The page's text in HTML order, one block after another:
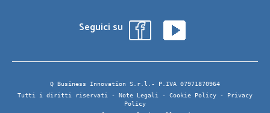
Seguici su
Q Business Innovation S.r.l.- P.IVA 07971870964
Tutti i diritti riservati - Note Legali - Cookie Policy - Privacy
Policy